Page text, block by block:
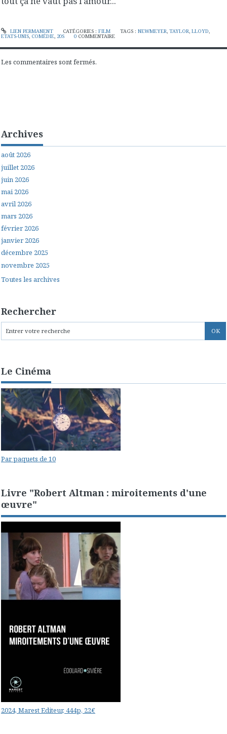
LIEN PERMANENT CATÉGORIES : FILM TAGS :NEWMEYER,TAYLOR,LLOYD,
ETATS-UNIS, COMÉDIE, 20S 0 COMMENTAIRE
Les commentaires sont fermés.
Archives
août 2026
juillet 2026
juin 2026
mai 2026
avril 2026
mars 2026
février 2026
janvier 2026
décembre 2025
novembre 2025
Toutes les archives
Rechercher
Le Cinéma
Par paquets de 10
Livre "Robert Altman : miroitements d'une
œuvre"
2024, Marest Editeur, 444p, 22€